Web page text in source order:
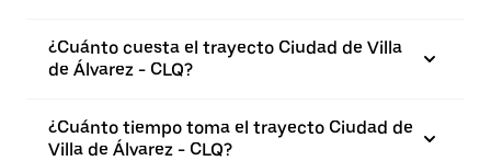
¿Cuánto cuesta el trayecto Ciudad de Villa
de Álvarez - CLQ?
¿Cuánto tiempo toma el trayecto Ciudad de
Villa de Álvarez - CLQ?